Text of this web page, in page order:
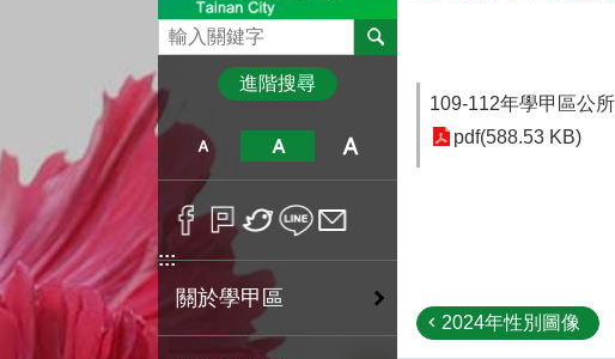
搜尋
進階搜尋
:::
關於學甲區
109-112年學甲區公
pdf(588.53 KB)
2024年性別圖像